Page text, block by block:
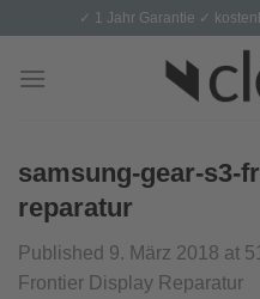
content
✓ 1 Jahr Garantie ✓
samsung-gear-s3-
reparatur
Published 9. März 2018 at
Frontier Display Reparatur